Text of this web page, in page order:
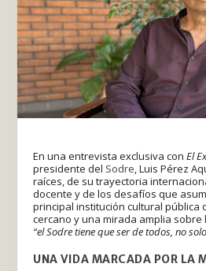
En una entrevista exclusiva conEl
presidente del Sodre , Luis Pérez
raíces, de su trayectoria
docente y de los desafíos que
principal institución cultural pública
cercano y una mirada amplia
“el Sodre tiene que ser de todos, no
UNA VIDA MARCADA POR LA